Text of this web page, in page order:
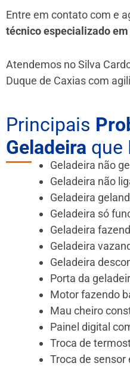
Entre em contato com e
técnico especializado
Atendemos no Silva
Duque de Caxiascom
Principais
Geladeira que
Geladeira não
Geladeira não
Geladeira
Geladeira só
Geladeira
Geladeira
Geladeira
Porta da
Motor fazendo
Mau cheiro
Painel digital
Troca de
Troca de sensor